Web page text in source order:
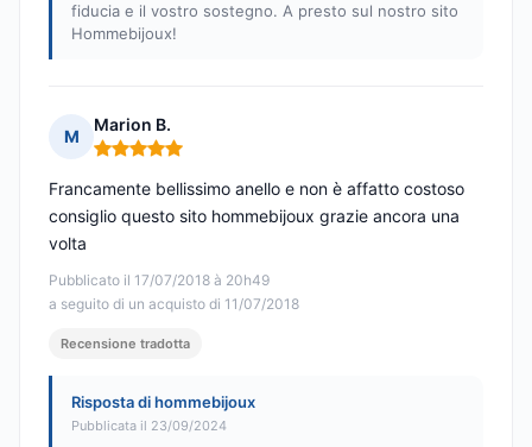
fiducia e il vostro sostegno. A presto sul nostro sito
Hommebijoux!
M
Marion B.
Nota: 5 su 5
Pubblicato il 17/07/2018 à 20h49
a seguito di un acquisto di 11/07/2018
Francamente bellissimo anello e non è affatto costoso
consiglio questo sito hommebijoux grazie ancora una
volta
Recensione tradotta
Risposta di hommebijoux
Pubblicata il 23/09/2024